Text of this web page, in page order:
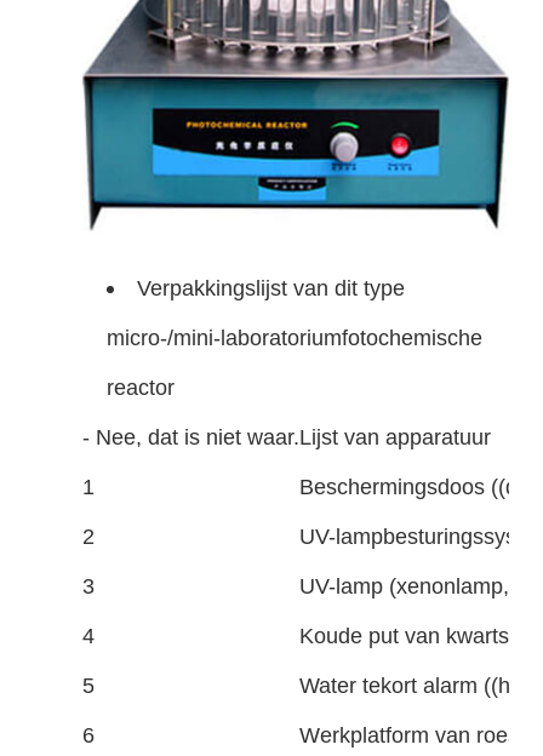
Verpakkingslijst van dit type
micro-/mini-laboratoriumfotochemische
reactor
- Nee, dat is niet waar.Lijst van apparatuur
1
Beschermingsdoos
2
UV-
3
UV-lamp (xenonlamp,
4
Koude put van kwarts
5
Water tekort alarm ((het
6
Werkplatform van